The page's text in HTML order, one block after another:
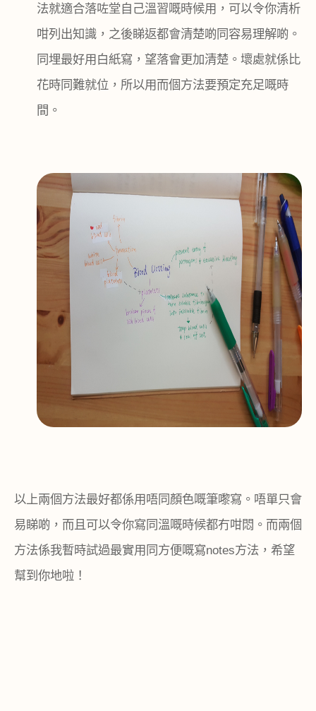
法就適合落咗堂自己溫習嘅時候用，可以令你清析
咁列出知識，之後睇返都會清楚啲同容易理解啲。
同埋最好用白紙寫，望落會更加清楚。壞處就係比
花時同難就位，所以用而個方法要預定充足嘅時
間。
以上兩個方法最好都係用唔同顏色嘅筆嚟寫。唔單只會
易睇啲，而且可以令你寫同溫嘅時候都冇咁悶。而兩個
方法係我暫時試過最實用同方便嘅寫notes方法，希望
幫到你地啦！